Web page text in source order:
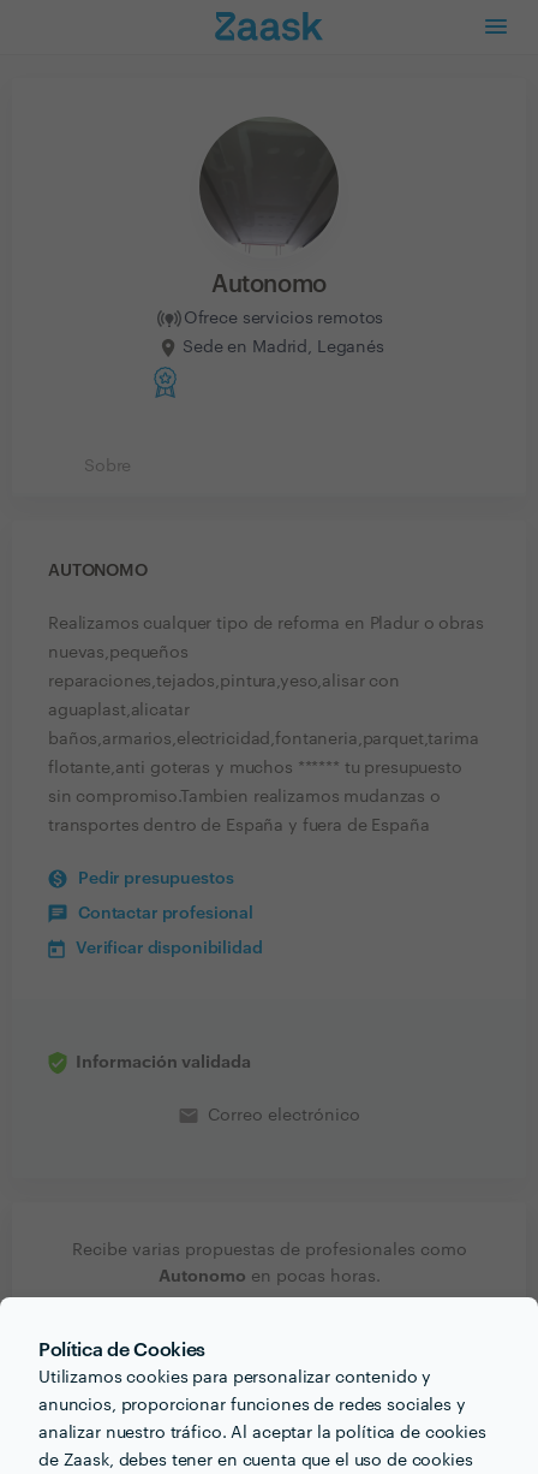
Política de Cookies
Utilizamos cookies para personalizar contenido y
anuncios, proporcionar funciones de redes sociales y
analizar nuestro tráfico. Al aceptar la política de cookies
de Zaask, debes tener en cuenta que el uso de cookies
Autonomo
Ofrece servicios remotos
Sede en Madrid, Leganés
Sobre
AUTONOMO
Realizamos cualquer tipo de reforma en Pladur o obras
nuevas,pequeños
reparaciones,tejados,pintura,yeso,alisar con
aguaplast,alicatar
baños,armarios,electricidad,fontaneria,parquet,tarima
flotante,anti goteras y muchos ****** tu presupuesto
sin compromiso.Tambien realizamos mudanzas o
transportes dentro de España y fuera de España
Pedir presupuestos
Contactar profesional
Verificar disponibilidad
Información validada
email Correo electrónico
Recibe varias propuestas de profesionales como
Autonomo en pocas horas.
Otros servicios proporcionados por Autonomo